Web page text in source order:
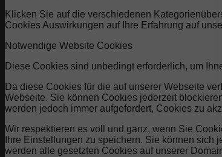
Klicken Sie auf die verschiedenen
Cookies Auswirkungen auf Ihre Erfahrung auf
Notwendige Website Cookies
Diese Cookies sind unbedingt erforderlich, um
Da diese Cookies für die auf unserer Webseite
Webseite. Sie können Cookies jederzeit
werden jedoch immer aufgefordert, Cookies zu
Wir respektieren es voll und ganz, wenn Sie
Ihre Einstellungen zu speichern. Sie können
werden alle gesetzten Cookies auf unserer